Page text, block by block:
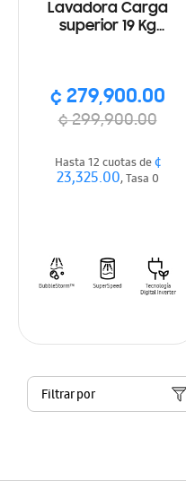
Lavadora Carga
superior 19 Kg
¢ 279,900.00
¢ 299,900.00
Hasta 12 cuotas de¢
23,325.00, Tasa 0
Filtrar por